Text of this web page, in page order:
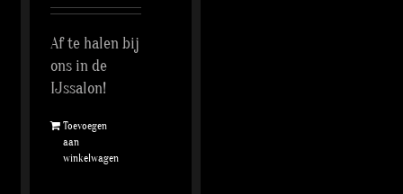
Af te halen bij
ons in de
IJssalon!
Toevoegen
aan
winkelwagen